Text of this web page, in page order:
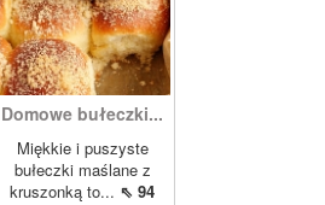
Domowe bułeczki...
Miękkie i puszyste
bułeczki maślane z
kruszonką to... ⇖ 94